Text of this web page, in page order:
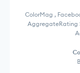
ColorMag ,
AggregateRating